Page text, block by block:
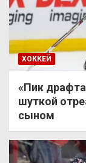
ХОККЕЙ
«Пик
шуткой
сыном